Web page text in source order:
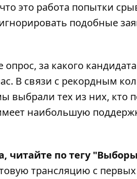
это работа попытки
подобные
за какого
. В связи с рекордным
выбрали тех из них, кто
наибольшую
читайте по тегу
трансляцию с